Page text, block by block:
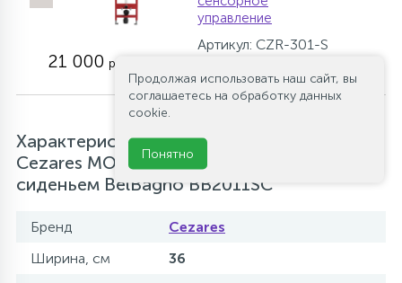
управление
Артикул: CZR-301-S
21 000 руб.
Характеристики Унитаз подвесной
Cezares MOLVENO CZR-2468-TH-R с
сиденьем BelBagno BB2011SC
Бренд
Cezares
Ширина, см
36
Продолжая использовать наш сайт, вы
соглашаетесь на обработку данных
cookie.
Понятно